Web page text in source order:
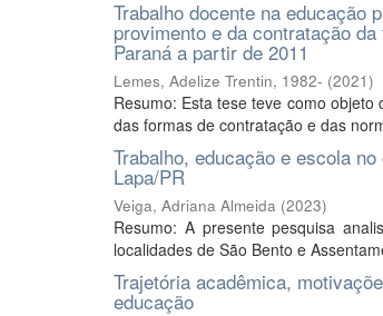
Trabalho docente na educação
provimento e da contratação
Paraná a partir de 2011
Lemes, Adelize Trentin, 1982- (2021)
Resumo: Esta tese teve como
das formas de contratação e das
Trabalho, educação e escola
Lapa/PR
Veiga, Adriana Almeida (2023)
Resumo: A presente pesquisa
localidades de São Bento e
Trajetória acadêmica,
educação